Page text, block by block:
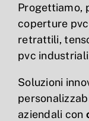
Progettiamo,
coperture
retrattili,
pvc
Soluzioni
aziendali con